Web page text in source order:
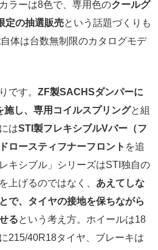
ラーは8色で、専用色のクールグ
定の抽選販売という話題づくりも
体は台数無制限のカタログモデ
です。 ZF製SACHSダンパーに
施し、専用コイルスプリングと組
はSTI製フレキシブルVバー（フ
ロースティフナーフロント を追
キシブル」シリーズはSTI独自の
上げるのではなく、 あえてしな
で、タイヤの接地を保ちながら
るという考え方。ホイールは18
215/40R18タイヤ、ブレーキは